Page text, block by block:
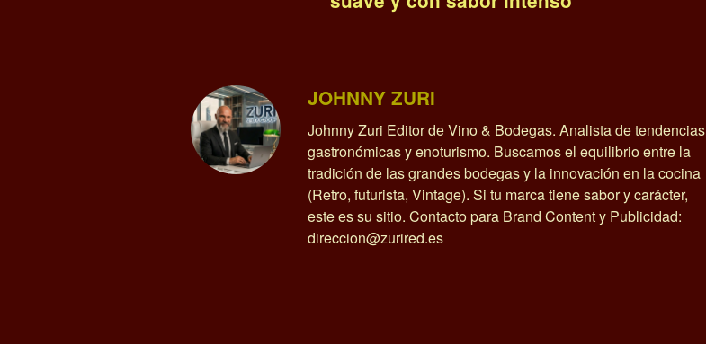
JOHNNY ZURI
Johnny Zuri Editor de Vino & Bodegas. Analista de tendencias
gastronómicas y enoturismo. Buscamos el equilibrio entre la
tradición de las grandes bodegas y la innovación en la cocina
(Retro, futurista, Vintage). Si tu marca tiene sabor y carácter,
este es su sitio. Contacto para Brand Content y Publicidad:
direccion@zurired.es